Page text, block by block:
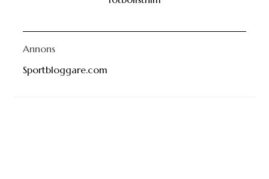
Annons
Sportbloggare.com